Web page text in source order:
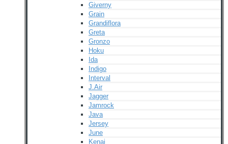
Giverny
Grain
Grandiflora
Greta
Gronzo
Hoku
Ida
Indigo
Interval
J.Air
Jagger
Jamrock
Java
Jersey
June
Kenai